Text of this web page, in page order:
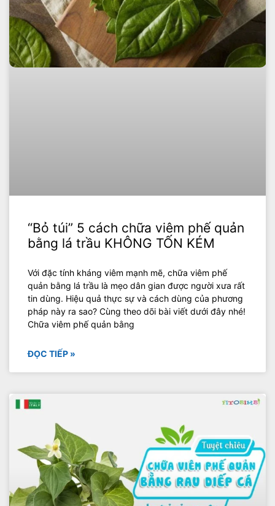
“Bỏ túi” 5 cách chữa viêm phế quản
bằng lá trầu KHÔNG TỐN KÉM
Với đặc tính kháng viêm mạnh mẽ, chữa viêm phế
quản bằng lá trầu là mẹo dân gian được người xưa rất
tin dùng. Hiệu quả thực sự và cách dùng của phương
pháp này ra sao? Cùng theo dõi bài viết dưới đây nhé!
Chữa viêm phế quản bằng
ĐỌC TIẾP »